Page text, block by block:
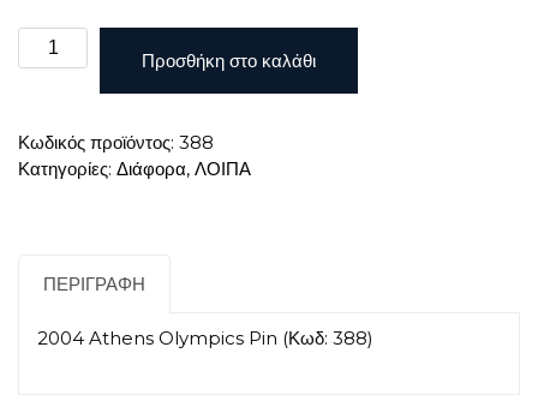
2004
ATHENS
OLYMPICS
ποσότητα
Προσθήκη στο καλάθι
Κωδικός προϊόντος: 388
Κατηγορίες: Διάφορα, ΛΟΙΠΑ
ΠΕΡΙΓΡΑΦΉ
2004 Athens Olympics Pin (Κωδ: 388)